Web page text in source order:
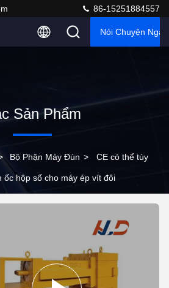
86-15251884557
Nói Chuyện Ngay.
Sản Phẩm
Bộ Phận Máy Đùn > CE có thể tùy
ốc hộp số cho máy ép vít đôi